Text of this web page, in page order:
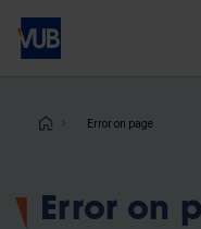
Skip
main
Error on page
Error on